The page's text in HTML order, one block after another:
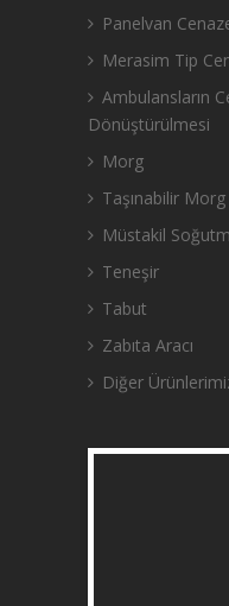
Panelvan
Merasim Tip
Ambulansların
Dönüştürülmesi
Morg
Taşınabilir Morg
Müstakil
Teneşir
Tabut
Zabıta Aracı
Diğer